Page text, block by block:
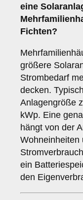
eine
Fichten?
größere
Strombedarf
decken.
Anlagengröße
kWp. Eine
hängt von der
Wohneinheiten
ein
den